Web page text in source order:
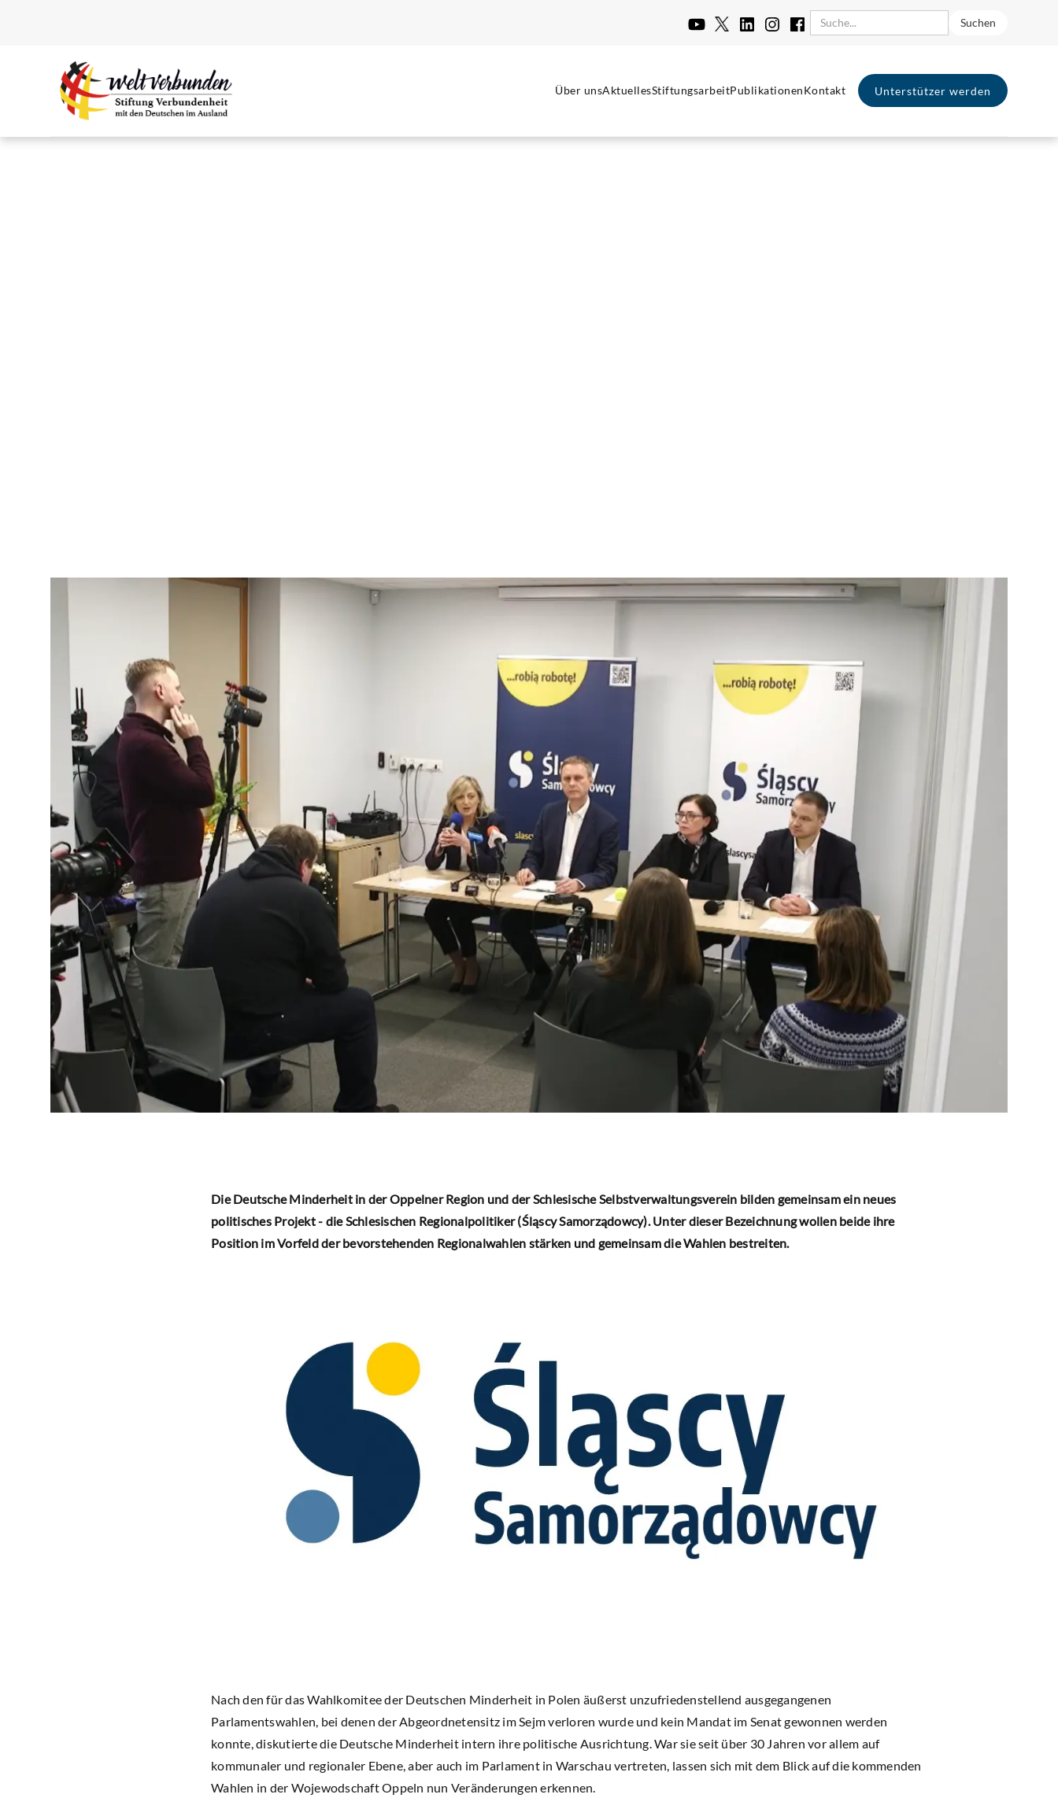
Über unsAktuellesStiftungsarbeitPublikationenKontakt Unterstützer werden
Die Deutsche Minderheit in der Oppelner Region und der Schlesische Selbstverwaltungsverein bilden gemeinsam ein neues
politisches Projekt - die Schlesischen Regionalpolitiker (Śląscy Samorządowcy). Unter dieser Bezeichnung wollen beide ihre
Position im Vorfeld der bevorstehenden Regionalwahlen stärken und gemeinsam die Wahlen bestreiten.
Nach den für das Wahlkomitee der Deutschen Minderheit in Polen äußerst unzufriedenstellend ausgegangenen
Parlamentswahlen, bei denen der Abgeordnetensitz im Sejm verloren wurde und kein Mandat im Senat gewonnen werden
konnte, diskutierte die Deutsche Minderheit intern ihre politische Ausrichtung. War sie seit über 30 Jahren vor allem auf
kommunaler und regionaler Ebene, aber auch im Parlament in Warschau vertreten, lassen sich mit dem Blick auf die kommenden
Wahlen in der Wojewodschaft Oppeln nun Veränderungen erkennen.